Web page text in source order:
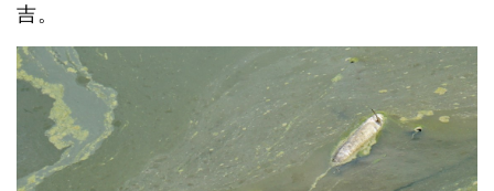
吉。